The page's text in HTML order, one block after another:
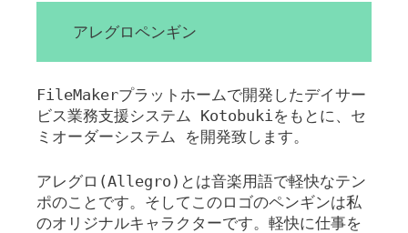
アレグロペンギン
FileMakerプラットホームで開発したデイサー
ビス業務支援システム Kotobukiをもとに、セ
ミオーダーシステム を開発致します。
アレグロ(Allegro)とは音楽用語で軽快なテン
ポのことです。そしてこのロゴのペンギンは私
のオリジナルキャラクターです。軽快に仕事を